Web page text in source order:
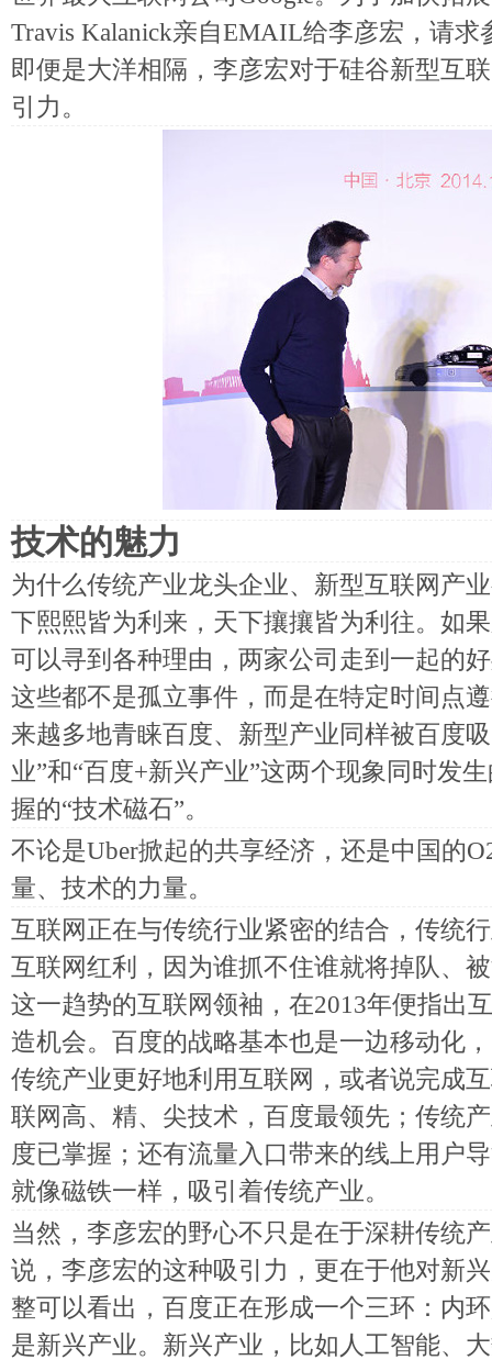
Travis Kalanick亲自EMAIL给李彦宏，请
即便是大洋相隔，李彦宏对于硅谷新型互
引力。
技术的魅力
为什么传统产业龙头企业、新型互联网产
下熙熙皆为利来，天下攘攘皆为利往。如
可以寻到各种理由，两家公司走到一起的
这些都不是孤立事件，而是在特定时间点
来越多地青睐百度、新型产业同样被百度
业”和“百度+新兴产业”这两个现象同时发
握的“技术磁石”。
不论是Uber掀起的共享经济，还是中国的
量、技术的力量。
互联网正在与传统行业紧密的结合，传统
互联网红利，因为谁抓不住谁就将掉队、
这一趋势的互联网领袖，在2013年便指出
造机会。百度的战略基本也是一边移动化
传统产业更好地利用互联网，或者说完成
联网高、精、尖技术，百度最领先；传统
度已掌握；还有流量入口带来的线上用户
就像磁铁一样，吸引着传统产业。
当然，李彦宏的野心不只是在于深耕传统
说，李彦宏的这种吸引力，更在于他对新
整可以看出，百度正在形成一个三环：内
是新兴产业。新兴产业，比如人工智能、